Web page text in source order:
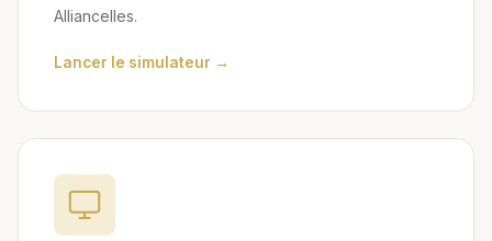
Alliancelles.
Lancer le simulateur →